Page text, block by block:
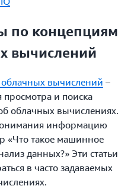
по концепциям
вычислений
вычислений –
просмотра и поиска
облачных вычислениях.
информацию
«Что такое машинное
данных?» Эти статьи
в часто задаваемых